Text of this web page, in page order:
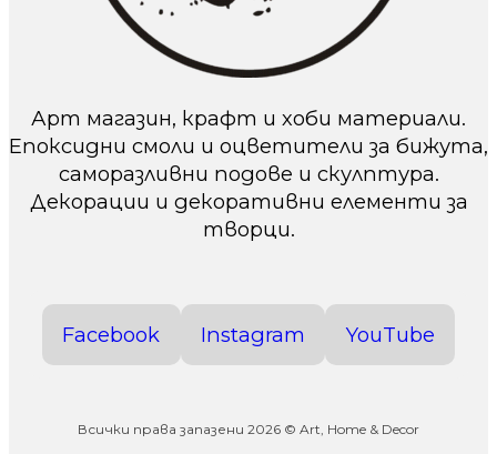
Арт магазин, крафт и хоби материали.
Епоксидни смоли и оцветители за бижута,
саморазливни подове и скулптура.
Декорации и декоративни елементи за
творци.
Facebook Instagram YouTube
Всички права запазени 2026 © Art, Home & Decor